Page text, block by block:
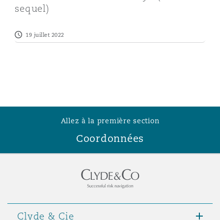
sequel)
19 juillet 2022
Allez à la première section
Coordonnées
Clyde & Cie